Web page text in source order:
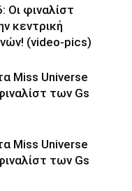
Οι φιναλίστ
κεντρική
(video-pics)
Miss Universe
των Gs
Miss Universe
των Gs